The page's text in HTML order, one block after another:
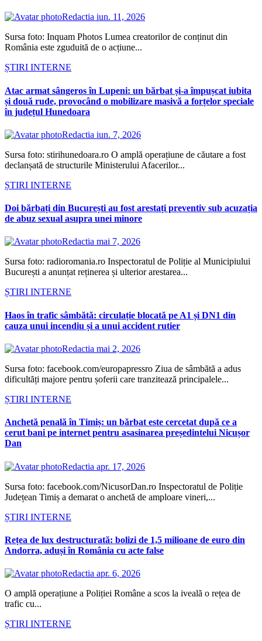
Redactia iun. 11, 2026
Sursa foto: Inquam Photos Lumea creatorilor de conținut din
România este zguduită de o acțiune...
ȘTIRI INTERNE
Atac armat sângeros în Lupeni: un bărbat și-a împușcat iubita
și două rude, provocând o mobilizare masivă a forțelor speciale
în județul Hunedoara
Redactia iun. 7, 2026
Sursa foto: stirihunedoara.ro O amplă operațiune de căutare a fost
declanșată de structurile Ministerului Afacerilor...
ȘTIRI INTERNE
Doi bărbați din București au fost arestați preventiv sub acuzația
de abuz sexual asupra unei minore
Redactia mai 7, 2026
Sursa foto: radioromania.ro Inspectoratul de Poliție al Municipiului
București a anunțat reținerea și ulterior arestarea...
ȘTIRI INTERNE
Haos în trafic sâmbătă: circulație blocată pe A1 și DN1 din
cauza unui incendiu și a unui accident rutier
Redactia mai 2, 2026
Sursa foto: facebook.com/europapressro Ziua de sâmbătă a adus
dificultăți majore pentru șoferii care tranzitează principalele...
ȘTIRI INTERNE
Anchetă penală în Timiș: un bărbat este cercetat după ce a
cerut bani pe internet pentru asasinarea președintelui Nicușor
Dan
Redactia apr. 17, 2026
Sursa foto: facebook.com/NicusorDan.ro Inspectoratul de Poliție
Județean Timiș a demarat o anchetă de amploare vineri,...
ȘTIRI INTERNE
Rețea de lux destructurată: bolizi de 1,5 milioane de euro din
Andorra, aduși în România cu acte false
Redactia apr. 6, 2026
O amplă operațiune a Poliției Române a scos la iveală o rețea de
trafic cu...
ȘTIRI INTERNE